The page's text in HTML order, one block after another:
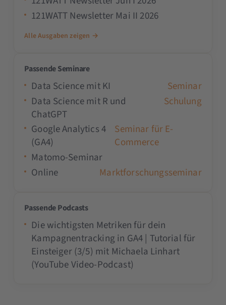
121WATT Newsletter Mai II 2026
Alle Ausgaben zeigen →
Passende Seminare
Data Science mit KI
Seminar
Data Science mit R und
ChatGPT
Schulung
Google Analytics 4
(GA4)
Seminar für E-
Commerce
Matomo-Seminar
Online
Marktforschungsseminar
Passende Podcasts
Die wichtigsten Metriken für dein
Kampagnentracking in GA4 | Tutorial für
Einsteiger (3/5) mit Michaela Linhart
(YouTube Video-Podcast)